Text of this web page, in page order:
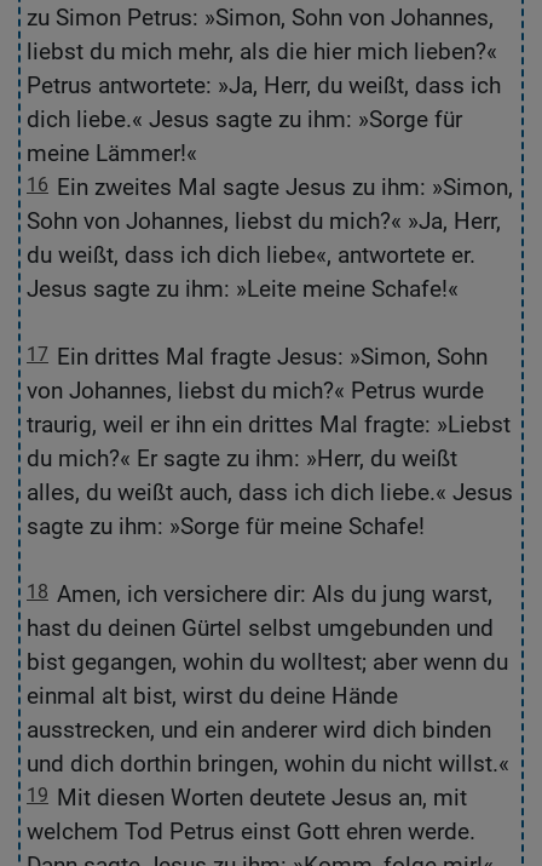
zu Simon Petrus: »Simon, Sohn von Johannes,
liebst du mich mehr, als die hier mich lieben?«
Petrus antwortete: »Ja, Herr, du weißt, dass ich
dich liebe.« Jesus sagte zu ihm: »Sorge für
meine Lämmer!«
16 Ein zweites Mal sagte Jesus zu ihm: »Simon,
Sohn von Johannes, liebst du mich?« »Ja, Herr,
du weißt, dass ich dich liebe«, antwortete er.
Jesus sagte zu ihm: »Leite meine Schafe!«
17 Ein drittes Mal fragte Jesus: »Simon, Sohn
von Johannes, liebst du mich?« Petrus wurde
traurig, weil er ihn ein drittes Mal fragte: »Liebst
du mich?« Er sagte zu ihm: »Herr, du weißt
alles, du weißt auch, dass ich dich liebe.« Jesus
sagte zu ihm: »Sorge für meine Schafe!
18 Amen, ich versichere dir: Als du jung warst,
hast du deinen Gürtel selbst umgebunden und
bist gegangen, wohin du wolltest; aber wenn du
einmal alt bist, wirst du deine Hände
ausstrecken, und ein anderer wird dich binden
und dich dorthin bringen, wohin du nicht willst.«
19 Mit diesen Worten deutete Jesus an, mit
welchem Tod Petrus einst Gott ehren werde.
16
17
18
19